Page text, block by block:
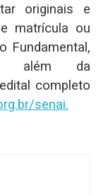
originais e
matrícula ou
Fundamental,
além da
completo
senai.